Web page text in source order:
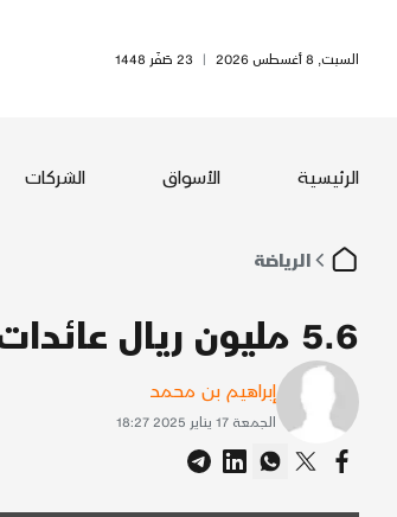
السبت, 8 أغسطس 2026 | 23 صَفَر 1448
الرئيسية الأسواق الشركات
الرياضة
5.6 مليون ريال عائدات مشاركة الراجحي في رالي داكار
إبراهيم بن محمد
الجمعة 17 يناير 2025 18:27